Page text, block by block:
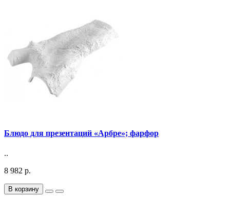
Блюдо для презентаций «Арбре»; фарфор
..
8 982 р.
В корзину